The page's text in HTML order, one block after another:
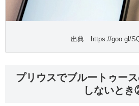
出典 https://goo.gl/
プリウスでブルートゥー
しないと